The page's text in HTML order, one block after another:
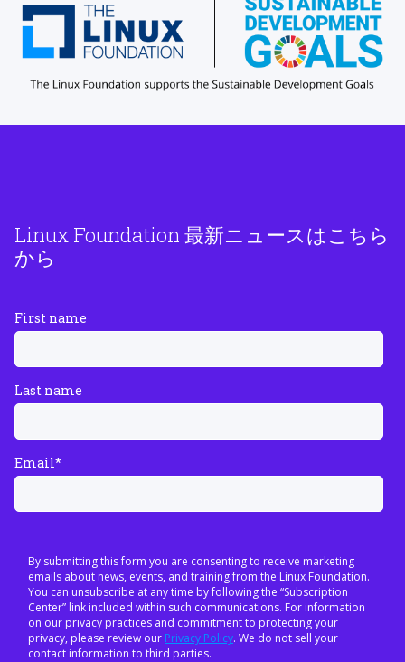
Linux Foundation 最新ニュースはこちら
から
First name
Last name
Email*
By submitting this form you are consenting to receive marketing
emails about news, events, and training from the Linux Foundation.
You can unsubscribe at any time by following the “Subscription
Center” link included within such communications. For information
on our privacy practices and commitment to protecting your
privacy, please review our Privacy Policy. We do not sell your
contact information to third parties.